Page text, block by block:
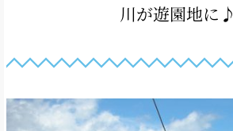
川が遊園地に♪